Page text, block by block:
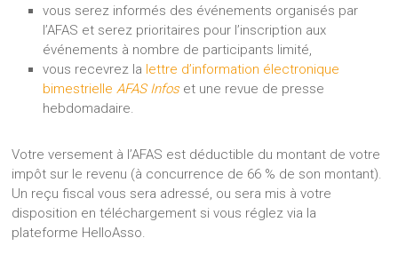
vous serez informés des événements organisés par
l’AFAS et serez prioritaires pour l’inscription aux
événements à nombre de participants limité,
vous recevrez la lettre d’information électronique
bimestrielle AFAS Infoset une revue de presse
hebdomadaire.
Votre versement à l’AFAS est déductible du montant de votre
impôt sur le revenu (à concurrence de 66 % de son montant).
Un reçu fiscal vous sera adressé, ou sera mis à votre
disposition en téléchargement si vous réglez via la
plateforme HelloAsso.